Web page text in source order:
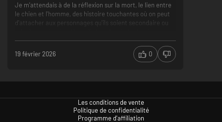
Je m'attendais à de la réflexion sur la mort, le lien entre
le chien et l'homme, des histoire touchantes où on peut
d'attacher aux personnages qu'ils soient secondaire ou
Il m'a prit 20 minutes à faire en entier, franchement je ne
Le style visuel qui est original
19 février 2026 0
Les conditions de vente
Politique de confidentialité
Programme d'affiliation